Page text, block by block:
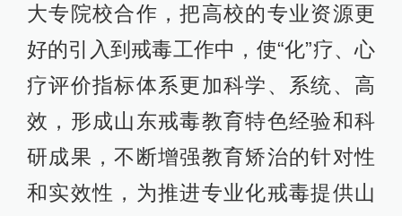
大专院校合作，把高校的专业资源更
好的引入到戒毒工作中，使“化”疗、心
疗评价指标体系更加科学、系统、高
效，形成山东戒毒教育特色经验和科
研成果，不断增强教育矫治的针对性
和实效性，为推进专业化戒毒提供山